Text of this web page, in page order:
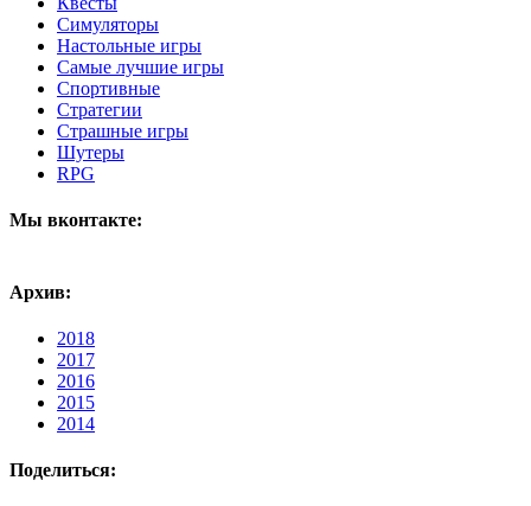
Симуляторы
Настольные игры
Самые лучшие игры
Спортивные
Стратегии
Страшные игры
Шутеры
RPG
Мы вконтакте:
Архив:
2018
2017
2016
2015
2014
Поделиться: